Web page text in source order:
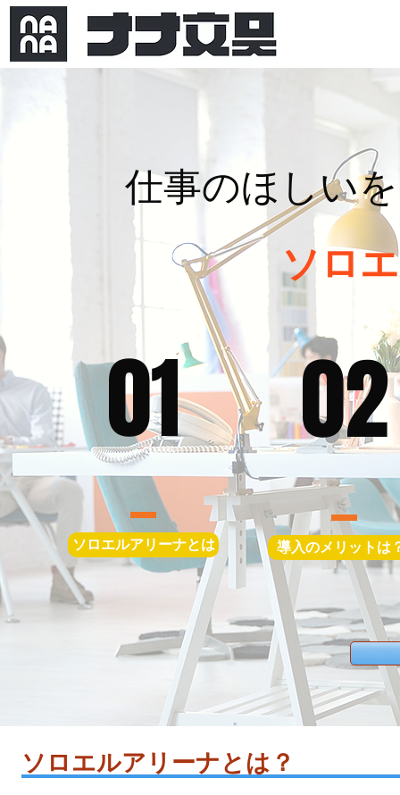
仕事のほしい
ソロ
01
ソロエルアリーナとは
02
導入のメリットは
​ソロエルアリーナとは？